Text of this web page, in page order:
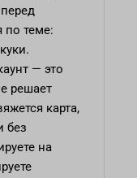
по теме:
— это
решает
карта,
без
на